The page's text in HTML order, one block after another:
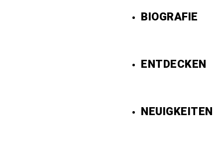
BIOGRAFIE
ENTDECKEN
NEUIGKEITEN